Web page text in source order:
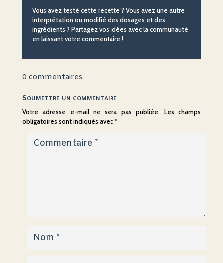
Vous avez testé cette recette ? Vous avez une autre
interprétation ou modifié des dosages et des
ingrédients ? Partagez vos idées avec la communauté
en laissant votre commentaire !
0 commentaires
Soumettre un commentaire
Votre adresse e-mail ne sera pas publiée. Les champs
obligatoires sont indiqués avec *